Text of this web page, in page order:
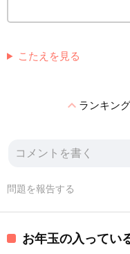
こたえを見る
expand_lessランキン
問題を報告する
お年玉の入ってい